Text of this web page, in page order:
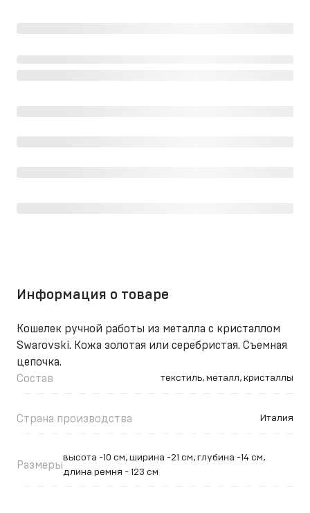
Информация о товаре
Кошелек ручной работы из металла с кристаллом
Swarovski. Кожа золотая или серебристая. Съемная
цепочка.
Состав
текстиль, металл, кристаллы
Страна производства Италия
Размеры
высота -10 см, ширина -21 см, глубина -14 см,
длина ремня - 123 см